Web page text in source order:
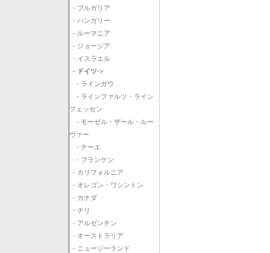
- ブルガリア
- ハンガリー
- ルーマニア
- ジョージア
- イスラエル
- ドイツ->
- ラインガウ
- ラインファルツ・ライン
フェッセン
- モーゼル・ザール・ルー
ヴァー
- ナーエ
- フランケン
- カリフォルニア
- オレゴン・ワシントン
- カナダ
- チリ
- アルゼンチン
- オーストラリア
- ニュージーランド